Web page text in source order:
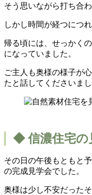
そう思いながら打ち合
しかし時間が経つにつ
帰る頃には、せっかく
になっていました。
ご主人も奥様の様子が
たと話してくださいまし
◆ 信濃住宅の
その日の午後もともと
の完成見学会でした。
奥様は少し不安だったそ